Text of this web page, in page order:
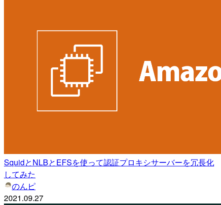
SquidとNLBとEFSを使って認証プロキシサーバーを冗長化
してみた
のんピ
2021.09.27